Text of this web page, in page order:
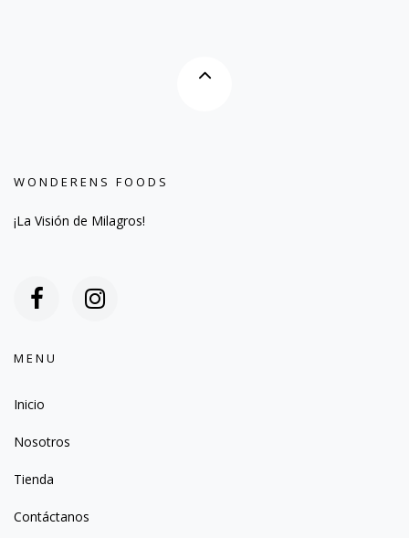
WONDERENS FOODS
¡La Visión de Milagros!
MENU
Inicio
Nosotros
Tienda
Contáctanos